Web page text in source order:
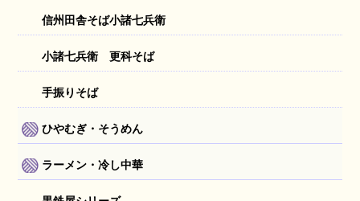
信州田舎そば小諸七兵衛
小諸七兵衛 更科そば
手振りそば
ひやむぎ・そうめん
ラーメン・冷し中華